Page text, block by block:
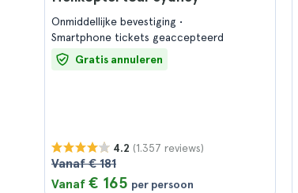
Onmiddellijke bevestiging
Smartphone tickets geaccepteerd
Gratis annuleren
4.2 (1.357 reviews)
Vanaf € 181
Vanaf € 165 per persoon